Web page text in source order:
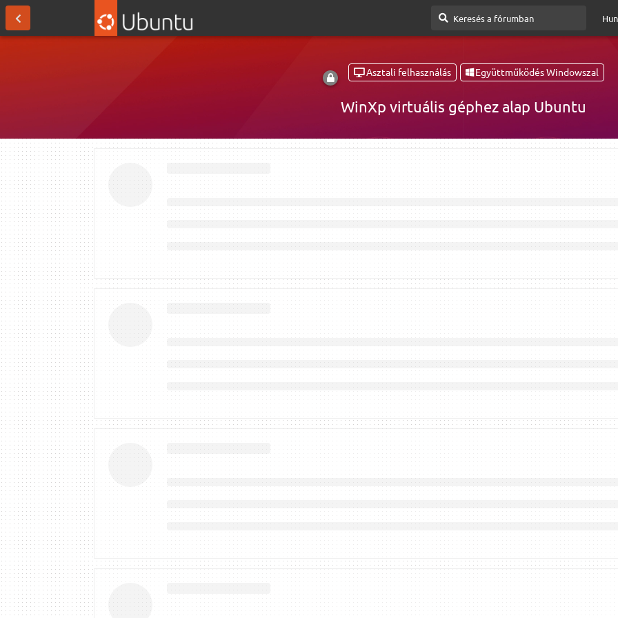
Asztali felhasználás Együttműködés Windowszal
WinXp virtuális géphez alap Ubuntu